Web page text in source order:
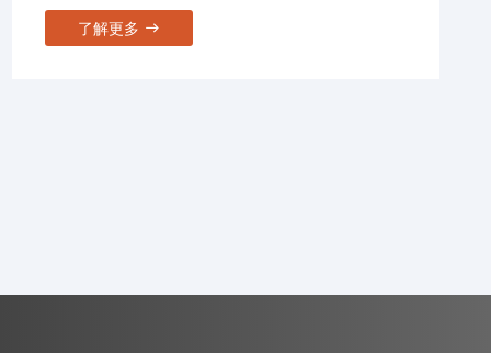
系统，设备具有节能，高效，低维护特点。机身对
称设计，电控与设备融为一体，致力于节能20%,
了解更多